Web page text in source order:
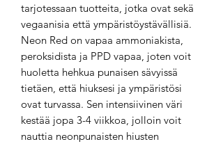
tarjotessaan tuotteita, jotka ovat sekä
vegaanisia että ympäristöystävällisiä.
Neon Red on vapaa ammoniakista,
peroksidista ja PPD vapaa, joten voit
huoletta hehkua punaisen sävyissä
tietäen, että hiuksesi ja ympäristösi
ovat turvassa. Sen intensiivinen väri
kestää jopa 3-4 viikkoa, jolloin voit
nauttia neonpunaisten hiusten